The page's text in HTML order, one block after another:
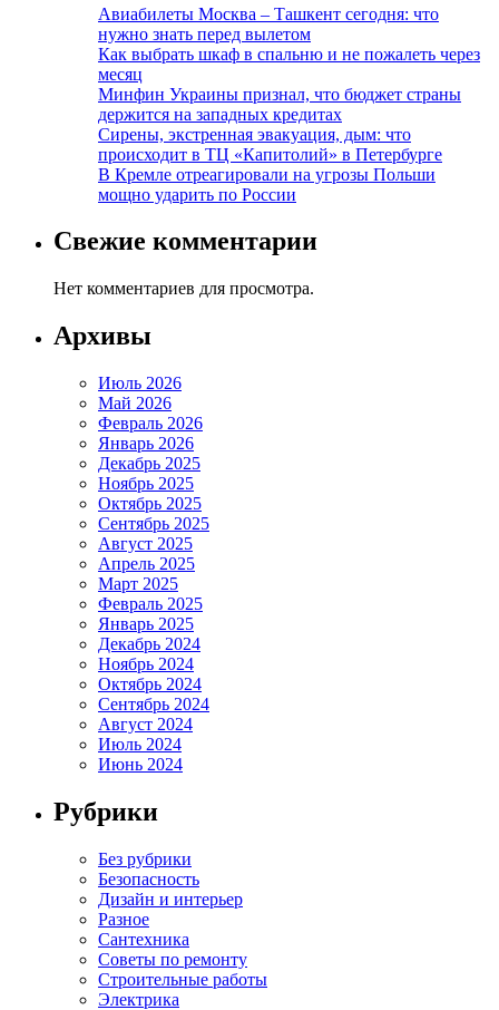
Авиабилеты Москва – Ташкент сегодня: что
нужно знать перед вылетом
Как выбрать шкаф в спальню и не пожалеть через
месяц
Минфин Украины признал, что бюджет страны
держится на западных кредитах
Сирены, экстренная эвакуация, дым: что
происходит в ТЦ «Капитолий» в Петербурге
В Кремле отреагировали на угрозы Польши
мощно ударить по России
Свежие комментарии
Нет комментариев для просмотра.
Архивы
Июль 2026
Май 2026
Февраль 2026
Январь 2026
Декабрь 2025
Ноябрь 2025
Октябрь 2025
Сентябрь 2025
Август 2025
Апрель 2025
Март 2025
Февраль 2025
Январь 2025
Декабрь 2024
Ноябрь 2024
Октябрь 2024
Сентябрь 2024
Август 2024
Июль 2024
Июнь 2024
Рубрики
Без рубрики
Безопасность
Дизайн и интерьер
Разное
Сантехника
Советы по ремонту
Строительные работы
Электрика